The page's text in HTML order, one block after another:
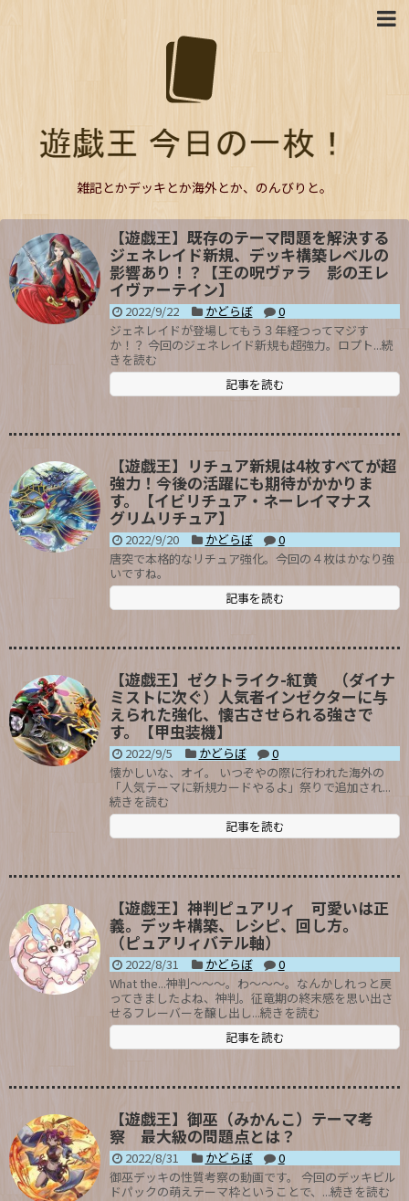
雑記とかデッキとか海外とか、のんびりと。
【遊戯王】既存のテーマ問題を解決する
ジェネレイド新規、デッキ構築レベルの
影響あり！？【王の呪ヴァラ 影の王レ
イヴァーテイン】
2022/9/22 かどらぼ
0
ジェネレイドが登場してもう３年経つってマジす
か！？ 今回のジェネレイド新規も超強力。ロプト...続
きを読む
記事を読む
【遊戯王】リチュア新規は4枚すべてが超
強力！今後の活躍にも期待がかかりま
す。【イビリチュア・ネーレイマナス
グリムリチュア】
2022/9/20 かどらぼ
0
唐突で本格的なリチュア強化。今回の４枚はかなり強
いですね。
記事を読む
【遊戯王】ゼクトライク-紅黄 （ダイナ
ミストに次ぐ）人気者インゼクターに与
えられた強化、懐古させられる強さで
す。【甲虫装機】
2022/9/5 かどらぼ
0
懐かしいな、オイ。 いつぞやの際に行われた海外の
「人気テーマに新規カードやるよ」祭りで追加され...
続きを読む
記事を読む
【遊戯王】神判ピュアリィ 可愛いは正
義。デッキ構築、レシピ、回し方。
（ピュアリィバテル軸）
2022/8/31 かどらぼ
0
What the...神判～～～。わ～～～。なんかしれっと戻
ってきましたよね、神判。征竜期の終末感を思い出さ
せるフレーバーを醸し出し...続きを読む
記事を読む
【遊戯王】御巫（みかんこ）テーマ考
察 最大級の問題点とは？
2022/8/31 かどらぼ
0
御巫デッキの性質考察の動画です。 今回のデッキビル
ドパックの萌えテーマ枠ということで、...続きを読む